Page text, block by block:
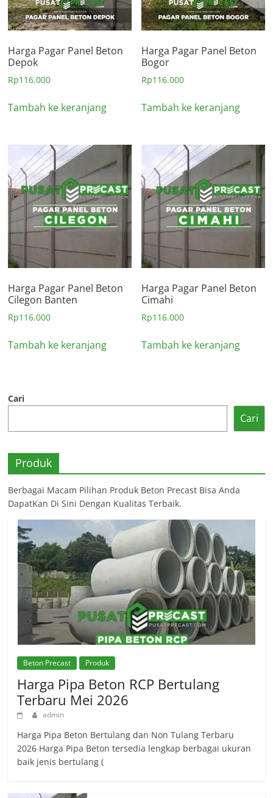
Harga Pagar Panel Beton
Depok
Rp116.000
Tambah ke keranjang
Harga Pagar Panel Beton
Bogor
Rp116.000
Tambah ke keranjang
Harga Pagar Panel Beton
Cilegon Banten
Rp116.000
Tambah ke keranjang
Harga Pagar Panel Beton
Cimahi
Rp116.000
Tambah ke keranjang
Cari
Cari
Produk
Berbagai Macam Pilihan Produk Beton Precast Bisa Anda
DapatKan Di Sini Dengan Kualitas Terbaik.
Beton Precast Produk
Harga Pipa Beton RCP Bertulang
Terbaru Mei 2026
admin
Harga Pipa Beton Bertulang dan Non Tulang Terbaru
2026 Harga Pipa Beton tersedia lengkap berbagai ukuran
baik jenis bertulang (